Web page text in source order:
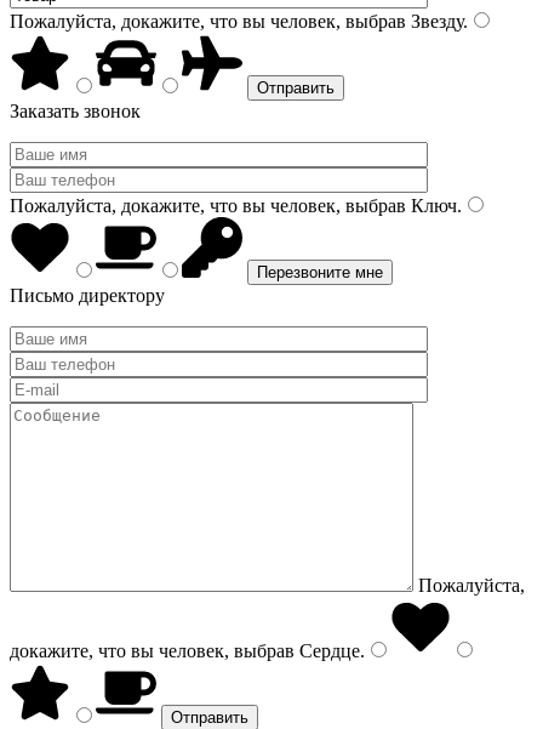
Пожалуйста, докажите, что вы человек, выбрав Звезду.
Заказать звонок
Пожалуйста, докажите, что вы человек, выбрав Ключ.
Письмо директору
Пожалуйста,
докажите, что вы человек, выбрав Сердце.